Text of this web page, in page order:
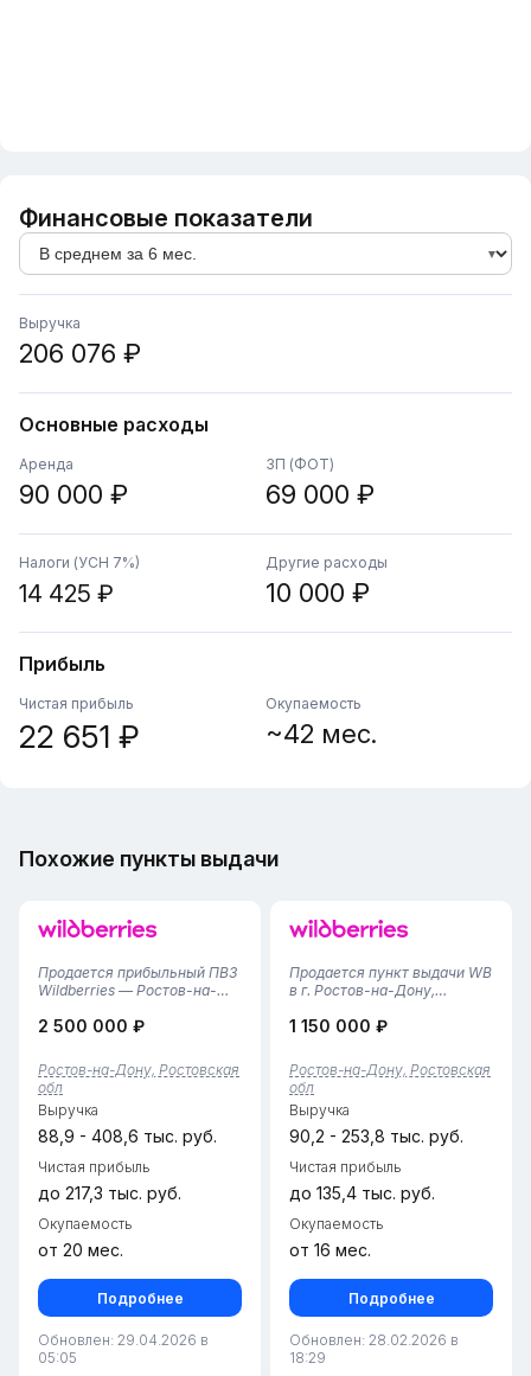
Финансовые показатели
Выручка
206 076 ₽
Основные расходы
Аренда
90 000 ₽
ЗП (ФОТ)
69 000 ₽
Налоги (УСН 7%)
14 425 ₽
Другие расходы
10 000 ₽
Прибыль
Чистая прибыль
22 651 ₽
Окупаемость
~42 мес.
Похожие пункты выдачи
Продается прибыльный ПВЗ
Wildberries — Ростов-на-
районСтабильный и
работающий 1,5 года!
Основные характеристики:•
Локация: Советский район
(пункт расположен в «кол...
2 500 000 ₽
Ростов-на-Дону, Ростовская
обл
Выручка
88,9 - 408,6 тыс. руб.
Чистая прибыль
до 217,3 тыс. руб.
Окупаемость
от 20 мес.
Подробнее
Обновлен: 29.04.2026 в
05:05
Продается пункт выдачи WB
в г. Ростов-на-Дону,
Площадь помещения — 35
функциональный формат,
полностью подходит под
стандарты маркетплейса.•
Пункт открыт в 2025 го...
1 150 000 ₽
Ростов-на-Дону, Ростовская
обл
Выручка
90,2 - 253,8 тыс. руб.
Чистая прибыль
до 135,4 тыс. руб.
Окупаемость
от 16 мес.
Подробнее
Обновлен: 28.02.2026 в
18:29